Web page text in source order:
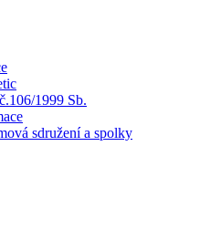
1999 Sb.
sdružení a spolky